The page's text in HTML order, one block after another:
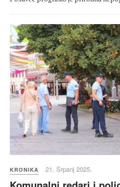
KRONIKA 21. Srpanj 2025.